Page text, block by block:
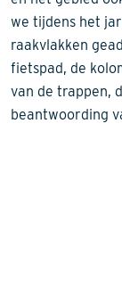
we tijdens het
raakvlakken
fietspad, de
van de trappen,
beantwoording